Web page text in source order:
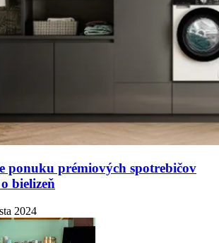
ponuku prémiových spotrebičov
bielizeň
2024